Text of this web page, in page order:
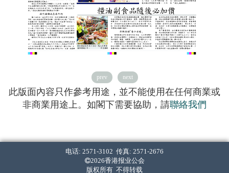
prev next
此版面內容只作參考用途，並不能使用在任何商業或
非商業用途上。如閣下需要協助，請聯絡我們
电话: 2571-3102 传真: 2571-2676
2026香港报业公会
版权所有 不得转载